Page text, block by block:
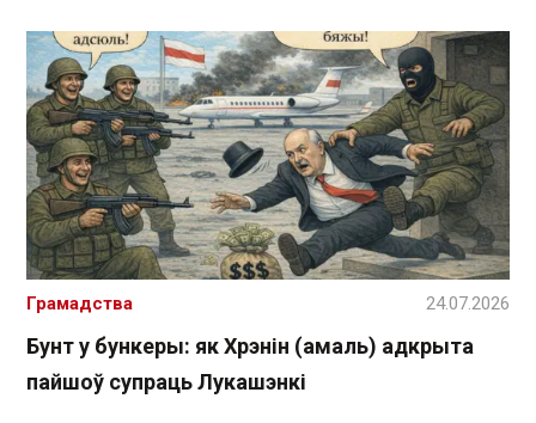
Бунт у бункеры: як Хрэнін (амаль) адкрыта
пайшоў супраць Лукашэнкі
Грамадства 24.07.2026